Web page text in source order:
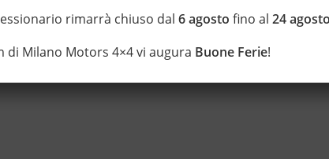
della garanzia con i leader del mercato ”Opteven” e
Uno Nei Fuoristrada con un’ esposizione da più di
rimarrà chiuso dal6 agosto fino al24
di Milano Motors 4×4 vi augura Buone Ferie!